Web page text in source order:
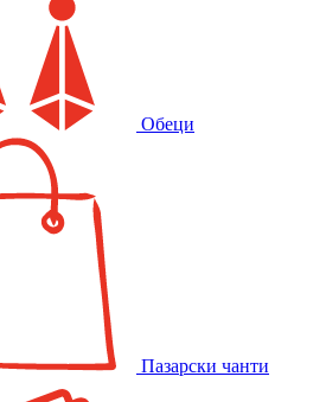
Обеци
Пазарски чанти